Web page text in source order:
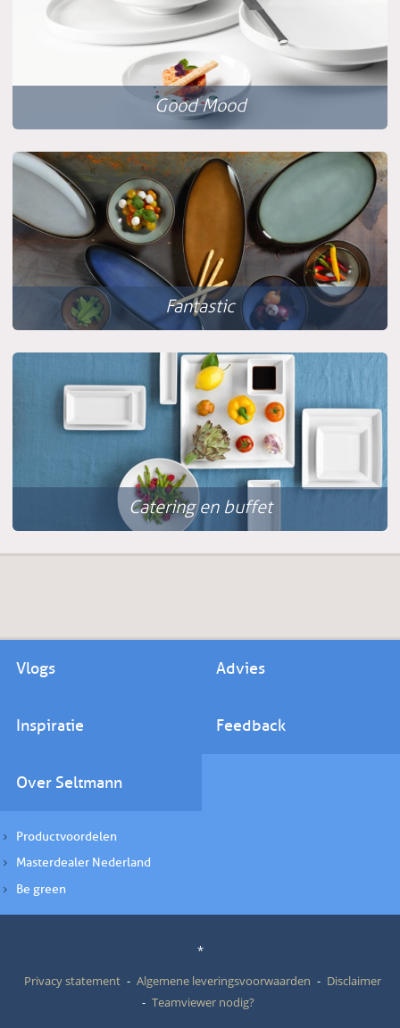
Good Mood
Fantastic
Catering en buffet
Vlogs Advies
Inspiratie Feedback
Over Seltmann
Productvoordelen
Masterdealer Nederland
Be green
*
Privacy statement
Algemene leveringsvoorwaarden
Disclaimer
Teamviewer nodig?